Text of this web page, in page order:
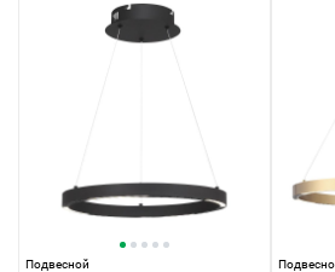
Подвесной